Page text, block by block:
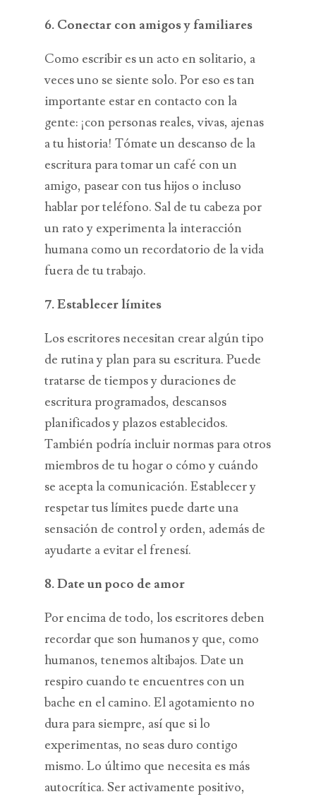
6. Conectar con amigos y familiares
Como escribir es un acto en solitario, a
veces uno se siente solo. Por eso es tan
importante estar en contacto con la
gente: ¡con personas reales, vivas, ajenas
a tu historia! Tómate un descanso de la
escritura para tomar un café con un
amigo, pasear con tus hijos o incluso
hablar por teléfono. Sal de tu cabeza por
un rato y experimenta la interacción
humana como un recordatorio de la vida
fuera de tu trabajo.
7. Establecer límites
Los escritores necesitan crear algún tipo
de rutina y plan para su escritura. Puede
tratarse de tiempos y duraciones de
escritura programados, descansos
planificados y plazos establecidos.
También podría incluir normas para otros
miembros de tu hogar o cómo y cuándo
se acepta la comunicación. Establecer y
respetar tus límites puede darte una
sensación de control y orden, además de
ayudarte a evitar el frenesí.
8. Date un poco de amor
Por encima de todo, los escritores deben
recordar que son humanos y que, como
humanos, tenemos altibajos. Date un
respiro cuando te encuentres con un
bache en el camino. El agotamiento no
dura para siempre, así que si lo
experimentas, no seas duro contigo
mismo. Lo último que necesita es más
autocrítica. Ser activamente positivo,